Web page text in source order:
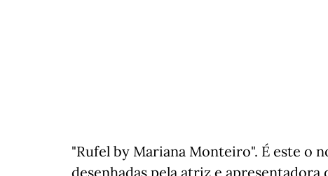
"Rufel by Mariana Monteiro". É este o
desenhadas pela atriz e apresentadora